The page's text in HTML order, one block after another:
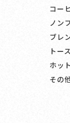
コー
ノン
ブレ
トー
ホッ
その